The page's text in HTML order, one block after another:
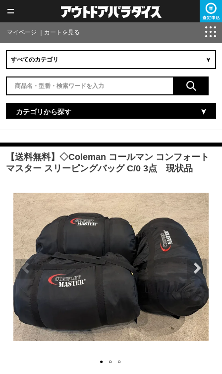
マイページ カートを見る
カテゴリから探す
【送料無料】◇Coleman コールマン コンフォート
マスター スリーピングバッグ C/0 3点 現状品